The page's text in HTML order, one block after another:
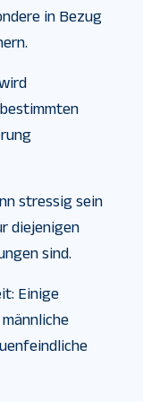
in Bezug
stressig sein
diejenigen
sind.
Einige